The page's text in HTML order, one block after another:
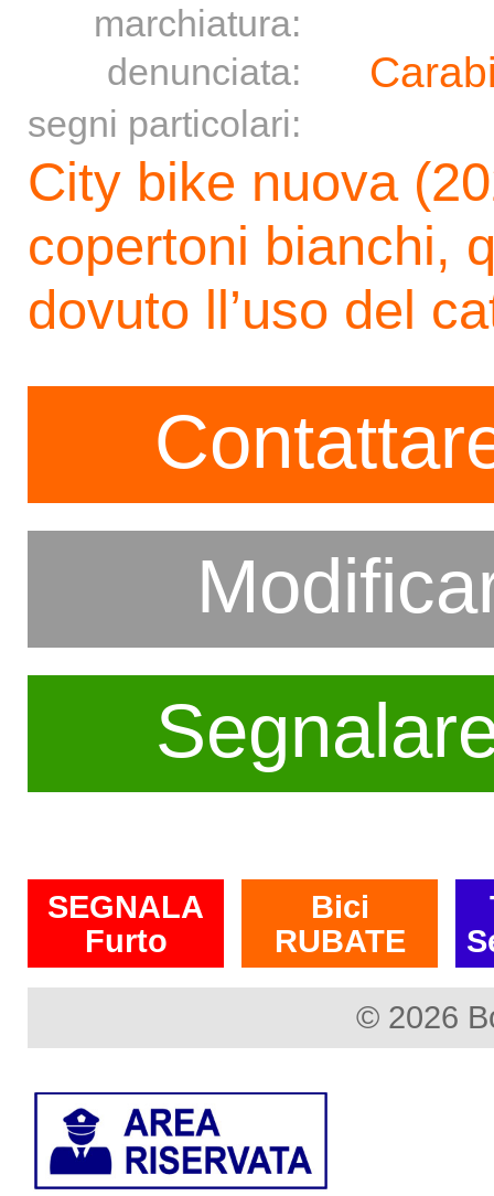
marchiatura:
denunciata:
segni particolari:
City bike nuova
copertoni bianchi,
dovuto ll’uso del
SEGNALA
Furto
Bici
RUBATE
© 2026